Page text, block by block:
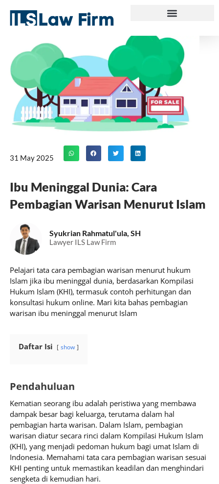
content
31 May 2025
Ibu Meninggal Dunia: Cara
Pembagian Warisan Menurut Islam
Syukrian Rahmatul'ula, SH
Lawyer ILS Law Firm
Pelajari tata cara pembagian warisan menurut hukum
Islam jika ibu meninggal dunia, berdasarkan Kompilasi
Hukum Islam (KHI), termasuk contoh perhitungan dan
konsultasi hukum online. Mari kita bahas pembagian
warisan ibu meninggal menurut Islam
Daftar Isi show
Pendahuluan
Kematian seorang ibu adalah peristiwa yang membawa
dampak besar bagi keluarga, terutama dalam hal
pembagian harta warisan. Dalam Islam, pembagian
warisan diatur secara rinci dalam Kompilasi Hukum Islam
(KHI), yang menjadi pedoman hukum bagi umat Islam di
Indonesia. Memahami tata cara pembagian warisan sesuai
KHI penting untuk memastikan keadilan dan menghindari
sengketa di kemudian hari.